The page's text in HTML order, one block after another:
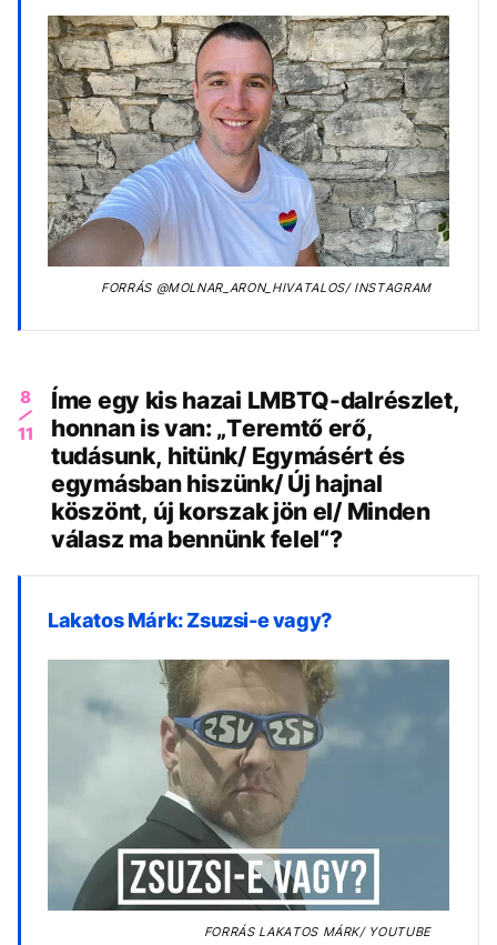
FORRÁS@MOLNAR_ARON_HIVATALOS/ INSTAGRAM
8
11
Íme egy kis hazai LMBTQ-dalrészlet,
honnan is van: „Teremtő erő,
tudásunk, hitünk/ Egymásért és
egymásban hiszünk/ Új hajnal
köszönt, új korszak jön el/ Minden
válasz ma bennünk felel“?
Lakatos Márk: Zsuzsi-e vagy?
FORRÁSLAKATOS MÁRK/ YOUTUBE